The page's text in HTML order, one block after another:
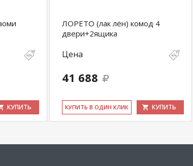
КУПИТЬ
ЛОРЕТО (лак лён) комод 4
двери+2ящика
Цена
41 688
КУ­ПИТЬ В ОДИН КЛИК КУПИТЬ